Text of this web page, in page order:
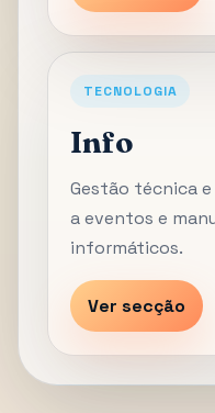
TECNOLOGIA
Info
Gestão técnica
a eventos e
informáticos.
Ver secção